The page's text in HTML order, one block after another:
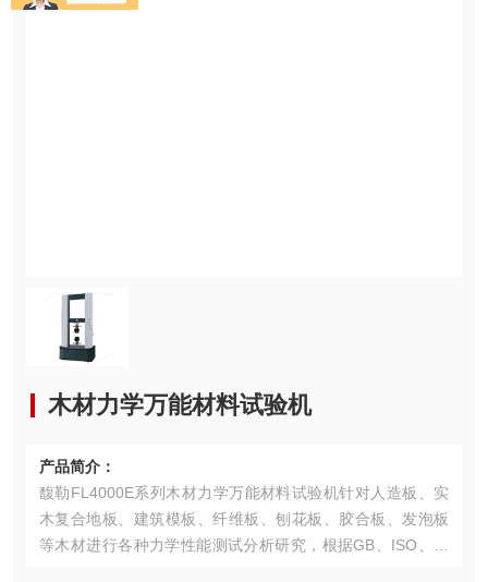
木材力学万能材料试验机
产品简介：
馥勒FL4000E系列木材力学万能材料试验机针对人造板、实
木复合地板、建筑模板、纤维板、刨花板、胶合板、发泡板
等木材进行各种力学性能测试分析研究，根据GB、ISO、DI